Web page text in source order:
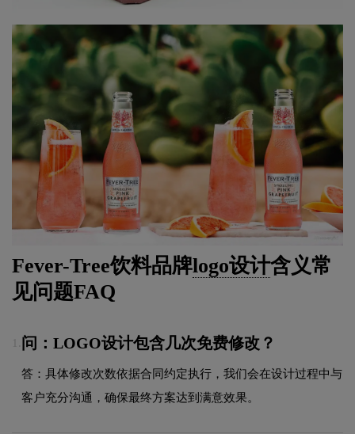
Fever-Tree饮料品牌logo设计含义常
见问题FAQ
问：LOGO设计包含几次免费修改？
答：具体修改次数依据合同约定执行，我们会在设计过程中与
客户充分沟通，确保最终方案达到满意效果。